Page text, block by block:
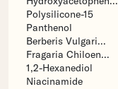
Polysilicone-15
Panthenol
Berberis Vulgari...
Fragaria Chiloen...
1,2-Hexanediol
Niacinamide